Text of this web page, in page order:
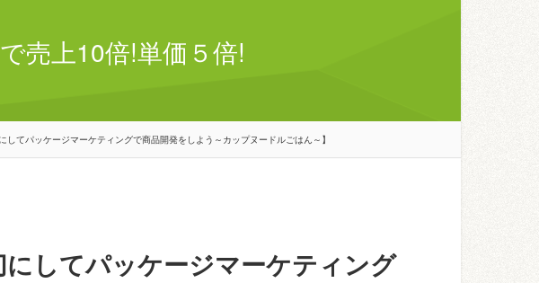
売上10倍!単価５倍!
してパッケージマーケティングで商品開発をしよう～カップヌードルごはん～】
してパッケージマーケティング